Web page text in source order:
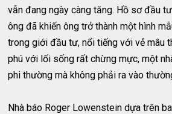
vẫn đang ngày càng tăng. Hồ sơ đầu
ông đã khiến ông trở thành một hình
trong giới đầu tư, nổi tiếng với vẻ mâu
phú với lối sống rất chừng mực, một
phi thường mà không phải ra vào
Nhà báo Roger Lowenstein dựa trên